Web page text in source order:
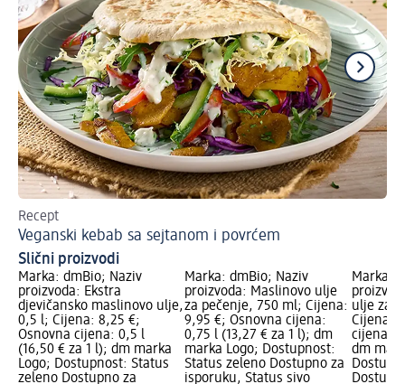
Recept
Veganski kebab sa sejtanom i povrćem
Slični proizvodi
Marka: dmBio; Naziv
proizvoda: Ekstra
djevičansko maslinovo ulje,
0,5 l; Cijena: 8,25 €;
Osnovna cijena: 0,5 l
(16,50 € za 1 l); dm marka
Logo; Dostupnost: Status
zeleno Dostupno za
Marka: dmBio; Naziv
proizvoda: Maslinovo ulje
za pečenje, 750 ml; Cijena:
9,95 €; Osnovna cijena:
0,75 l (13,27 € za 1 l); dm
marka Logo; Dostupnost:
Status zeleno Dostupno za
isporuku, Status sivo
Marka:
ulje za
Cijena:
cijena:
dm